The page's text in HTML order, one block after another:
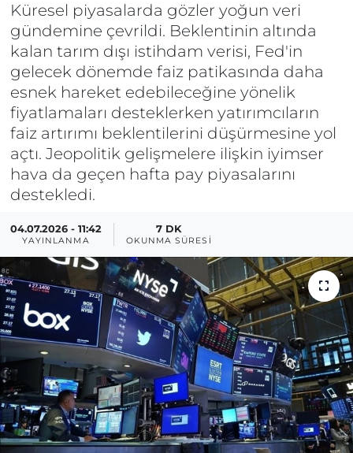
Küresel piyasalarda gözler yoğun veri
gündemine çevrildi. Beklentinin altında
kalan tarım dışı istihdam verisi, Fed'in
gelecek dönemde faiz patikasında daha
esnek hareket edebileceğine yönelik
fiyatlamaları desteklerken yatırımcıların
faiz artırımı beklentilerini düşürmesine yol
açtı. Jeopolitik gelişmelere ilişkin iyimser
hava da geçen hafta pay piyasalarını
destekledi.
04.07.2026 - 11:42
YAYINLANMA
7 DK
OKUNMA SÜRESI
Haber Arşivi